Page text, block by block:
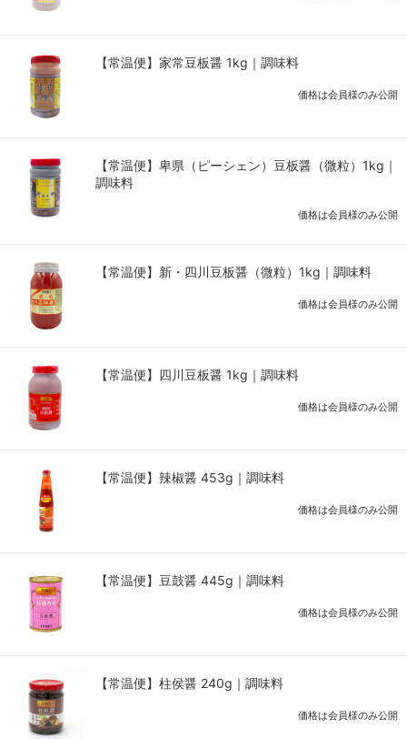
【常温便】家常豆板醤 1kg｜調味料
価格は会員様のみ公開
【常温便】卑県（ピーシェン）豆板醤（微粒）1kg｜
調味料
価格は会員様のみ公開
【常温便】新・四川豆板醤（微粒）1kg｜調味料
価格は会員様のみ公開
【常温便】四川豆板醤 1kg｜調味料
価格は会員様のみ公開
【常温便】辣椒醤 453g｜調味料
価格は会員様のみ公開
【常温便】豆鼓醤 445g｜調味料
価格は会員様のみ公開
【常温便】柱侯醤 240g｜調味料
価格は会員様のみ公開